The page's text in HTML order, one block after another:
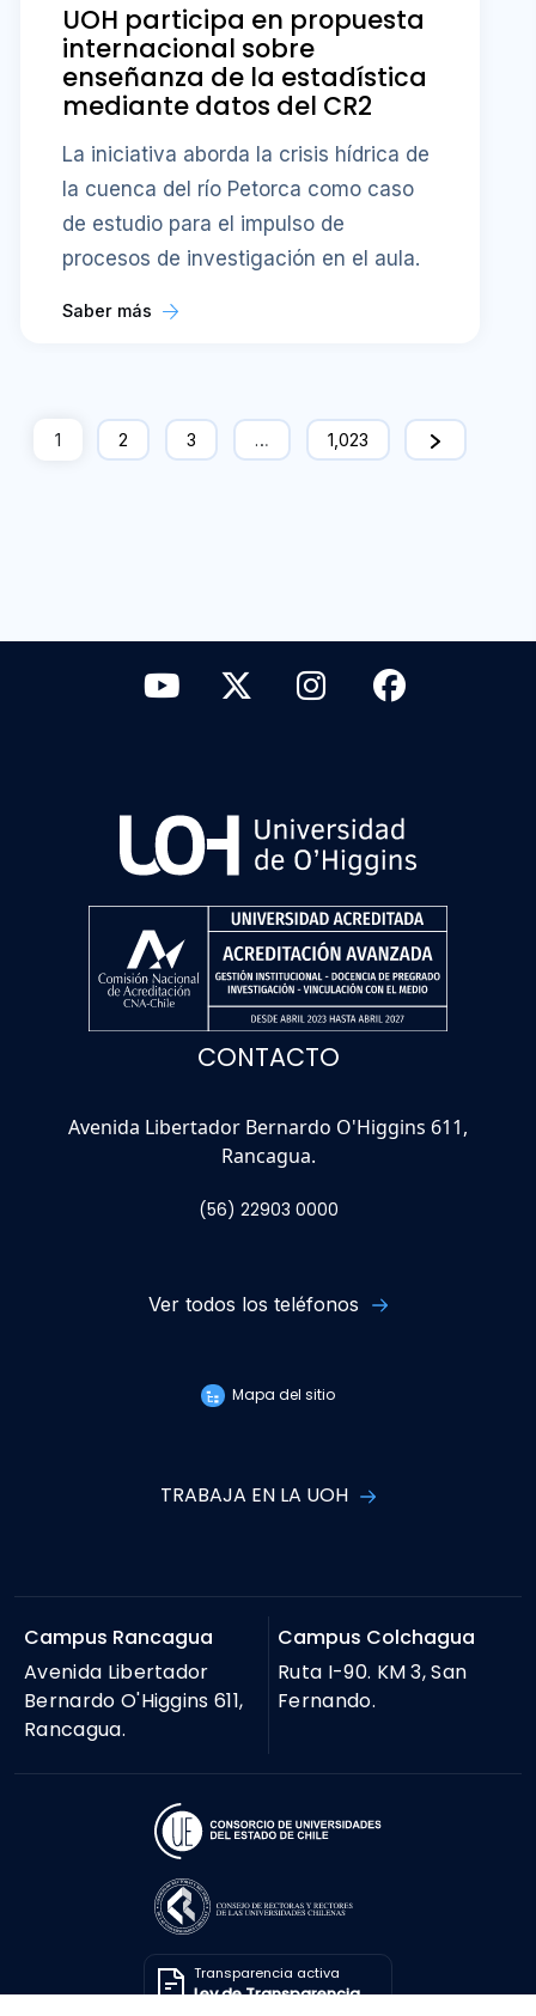
UOH participa en propuesta
internacional sobre
enseñanza de la estadística
mediante datos del CR2
La iniciativa aborda la crisis hídrica de
la cuenca del río Petorca como caso
de estudio para el impulso de
procesos de investigación en el aula.
Saber más
1 2 3 … 1,023
CONTACTO
Avenida Libertador Bernardo O'Higgins 611,
Rancagua.
(56) 22903 0000
Ver todos los teléfonos
Mapa del sitio
TRABAJA EN LA UOH
Campus Rancagua
Avenida Libertador
Bernardo O'Higgins 611,
Rancagua.
Campus Colchagua
Ruta I-90. KM 3, San
Fernando.
Transparencia activa
Ley de Transparencia